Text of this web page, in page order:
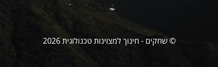
© שחקים - חינוך למצוינות טכנולוגית 2026